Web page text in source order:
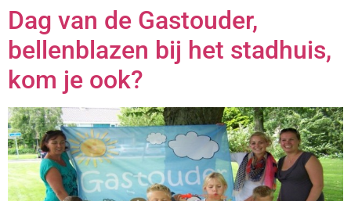
Dag van de Gastouder,
bellenblazen bij het stadhuis,
kom je ook?